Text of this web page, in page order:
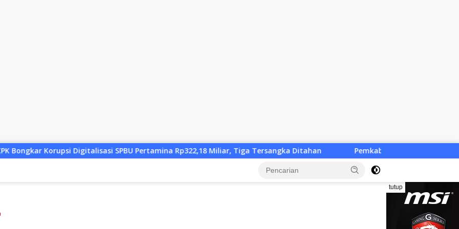
SPBU Pertamina Rp322,18 Miliar, Tiga Tersangka Ditahan Pemkab KLU Desak Solusi Cepat, Penutupan Tiga
tutup